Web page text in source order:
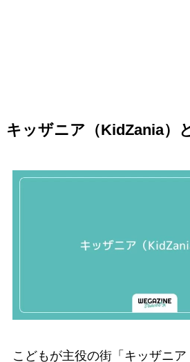
キッザニア（KidZania）
こどもが主役の街「キッザニ